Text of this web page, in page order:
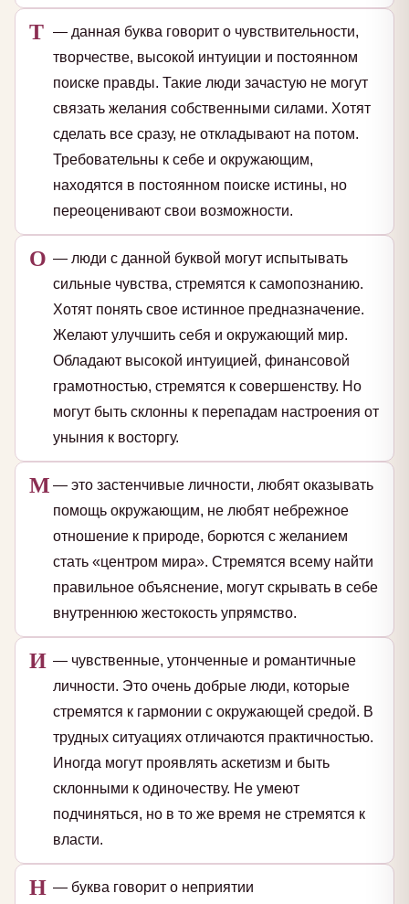
Т — данная буква говорит о чувствительности,
творчестве, высокой интуиции и постоянном
поиске правды. Такие люди зачастую не могут
связать желания собственными силами. Хотят
сделать все сразу, не откладывают на потом.
Требовательны к себе и окружающим,
находятся в постоянном поиске истины, но
переоценивают свои возможности.
О — люди с данной буквой могут испытывать
сильные чувства, стремятся к самопознанию.
Хотят понять свое истинное предназначение.
Желают улучшить себя и окружающий мир.
Обладают высокой интуицией, финансовой
грамотностью, стремятся к совершенству. Но
могут быть склонны к перепадам настроения от
уныния к восторгу.
М — это застенчивые личности, любят оказывать
помощь окружающим, не любят небрежное
отношение к природе, борются с желанием
стать «центром мира». Стремятся всему найти
правильное объяснение, могут скрывать в себе
внутреннюю жестокость упрямство.
И — чувственные, утонченные и романтичные
личности. Это очень добрые люди, которые
стремятся к гармонии с окружающей средой. В
трудных ситуациях отличаются практичностью.
Иногда могут проявлять аскетизм и быть
склонными к одиночеству. Не умеют
подчиняться, но в то же время не стремятся к
власти.
Н — буква говорит о неприятии